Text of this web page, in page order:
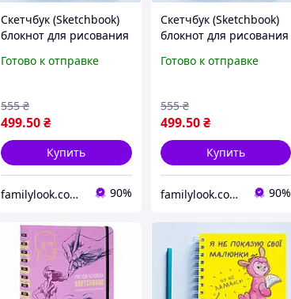
Скетчбук (Sketchbook)
блокнот для рисования
художник"
Готово к отправке
499.50₴
555 ₴
Купить
familylook.com.ua 90%
Скетчбук (Sketchbook)
блокнот для рисования
Ба"
Готово к отправке
499.50 ₴
555 ₴
Купить
familylook.com.ua 90%